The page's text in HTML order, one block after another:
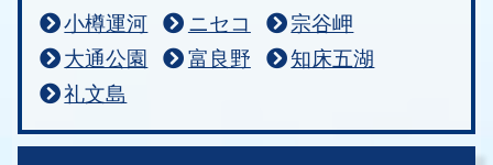
小樽運河
ニセコ
宗谷岬
大通公園
富良野
知床五湖
礼文島